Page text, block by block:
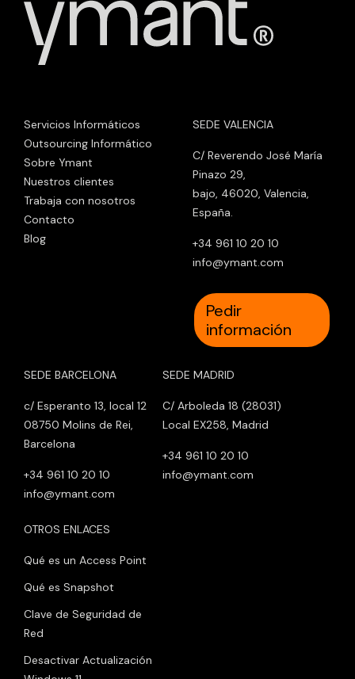
Servicios Informáticos
Outsourcing Informático
Sobre Ymant
Nuestros clientes
Trabaja con nosotros
Contacto
Blog
SEDE VALENCIA
C/ Reverendo José María
Pinazo 29,
bajo, 46020, Valencia,
España.
+34 961 10 20 10
info@ymant.com
Pedir
información
SEDE BARCELONA
c/ Esperanto 13, local 12
08750 Molins de Rei,
Barcelona
+34 961 10 20 10
info@ymant.com
SEDE MADRID
C/ Arboleda 18 (28031)
Local EX258, Madrid
+34 961 10 20 10
info@ymant.com
OTROS ENLACES
Qué es un Access Point
Qué es Snapshot
Clave de Seguridad de
Red
Desactivar Actualización